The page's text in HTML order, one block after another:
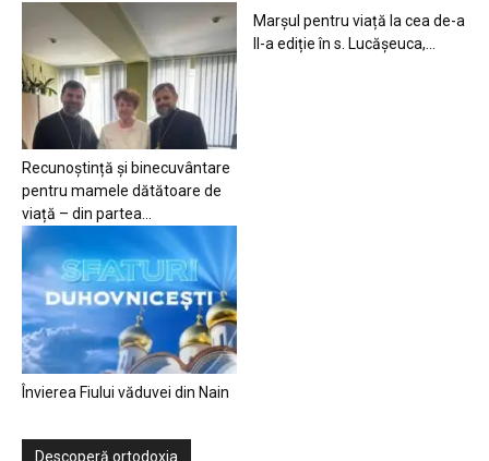
Recunoștință și binecuvântare
pentru mamele dătătoare de
viață – din partea...
Marșul pentru viață la cea de-a
II-a ediție în s. Lucășeuca,...
Învierea Fiului văduvei din Nain
Descoperă ortodoxia